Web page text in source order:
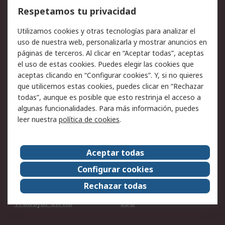
Cómo realizar pedidos
Devoluciones
Facturación y pago
Ofertas
Soporte técnico
Legal
Aviso legal
Política de privacidad -
Actualizada
Política sobre cookies
Seguridad de emails
Certificaciones de
Condiciones de venta
Acerca de RS
Acerca de RS
RS Group
RS en el mundo
Sala de prensa
Trabajar en RS
ESG
Respetamos tu privacidad
Utilizamos cookies y otras tecnologías para analizar el
uso de nuestra web, personalizarla y mostrar anuncios en
páginas de terceros. Al clicar en “Aceptar todas”, aceptas
el uso de estas cookies. Puedes elegir las cookies que
aceptas clicando en “Configurar cookies”. Y, si no quieres
que utilicemos estas cookies, puedes clicar en “Rechazar
todas”, aunque es posible que esto restrinja el acceso a
algunas funcionalidades. Para más información, puedes
leer nuestra política de cookies.
Aceptar todas
Configurar cookies
Rechazar todas